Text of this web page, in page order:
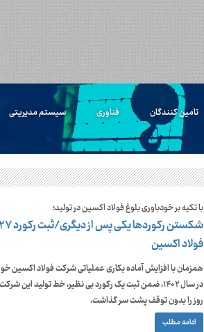
تامین کنندگان فناوری سیستم مدیریتی
با تکیه بر خودباوری بلوغ فولاد اکسین در تولید؛
فولاد اکسین
روز را بدون توقف پشت سر گذاشت.
ادامه مطلب